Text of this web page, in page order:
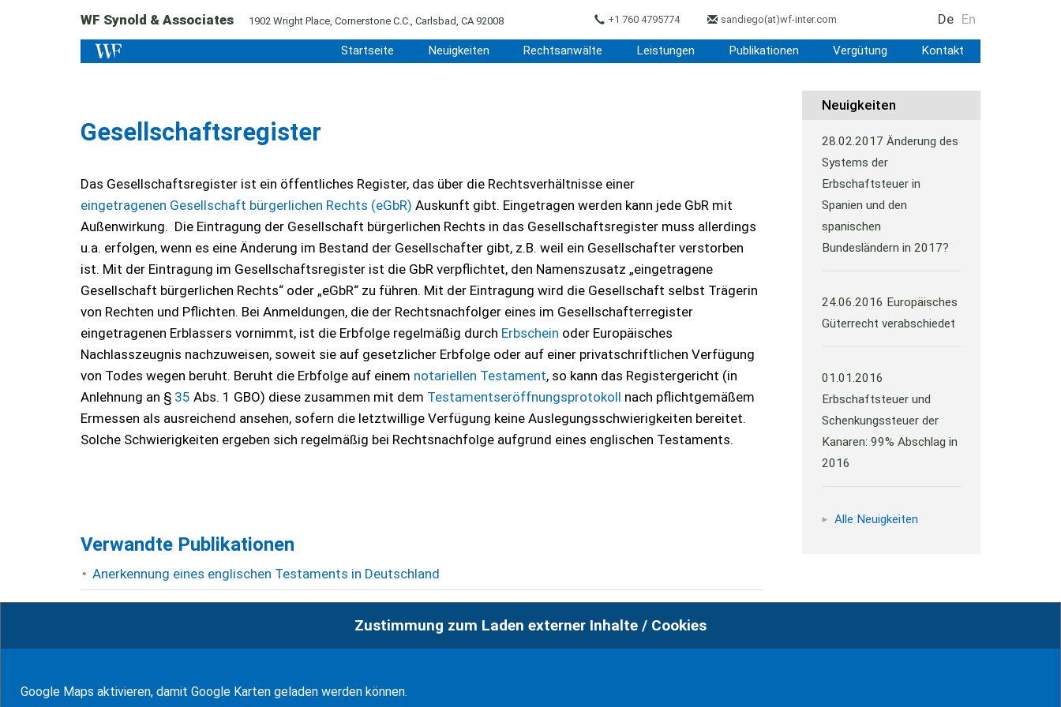
WF Synold & Associates 1902 Wright Place, Cornerstone C.C., Carlsbad, CA 92008 sandiego(at)wf-inter.com
+1 760 4795774 De En
Startseite Neuigkeiten Rechtsanwälte Leistungen Publikationen Vergütung Kontakt
Gesellschaftsregister
Das Gesellschaftsregister ist ein öffentliches Register, das über die Rechtsverhältnisse einer
eingetragenen Gesellschaft bürgerlichen Rechts (eGbR) Auskunft gibt. Eingetragen werden kann jede GbR mit
Außenwirkung. Die Eintragung der Gesellschaft bürgerlichen Rechts in das Gesellschaftsregister muss allerdings
u.a. erfolgen, wenn es eine Änderung im Bestand der Gesellschafter gibt, z.B. weil ein Gesellschafter verstorben
ist. Mit der Eintragung im Gesellschaftsregister ist die GbR verpflichtet, den Namenszusatz „eingetragene
Gesellschaft bürgerlichen Rechts“ oder „eGbR“ zu führen. Mit der Eintragung wird die Gesellschaft selbst Trägerin
von Rechten und Pflichten. Bei Anmeldungen, die der Rechtsnachfolger eines im Gesellschafterregister
eingetragenen Erblassers vornimmt, ist die Erbfolge regelmäßig durch Erbschein oder Europäisches
Nachlasszeugnis nachzuweisen, soweit sie auf gesetzlicher Erbfolge oder auf einer privatschriftlichen Verfügung
von Todes wegen beruht. Beruht die Erbfolge auf einem notariellen Testament, so kann das Registergericht (in
Anlehnung an § 35 Abs. 1 GBO) diese zusammen mit dem Testamentseröffnungsprotokoll nach pflichtgemäßem
Ermessen als ausreichend ansehen, sofern die letztwillige Verfügung keine Auslegungsschwierigkeiten bereitet.
Solche Schwierigkeiten ergeben sich regelmäßig bei Rechtsnachfolge aufgrund eines englischen Testaments.
Verwandte Publikationen
Anerkennung eines englischen Testaments in Deutschland
Erforderlichkeit eines Erbscheins
Neuigkeiten
28.02.2017Änderung des
Systems der
Erbschaftsteuer in
Spanien und den
spanischen
Bundesländern in 2017?
24.06.2016 Europäisches
Güterrecht verabschiedet
01.01.2016
Erbschaftsteuer und
Schenkungssteuer der
Kanaren: 99% Abschlag in
2016
Alle Neuigkeiten
Zustimmung zum Laden externer Inhalte / Cookies
Google Maps aktivieren, damit Google Karten geladen werden können.